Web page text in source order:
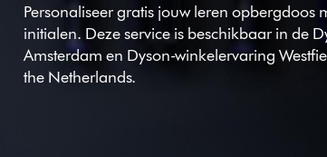
Personaliseer gratis jouw leren opbergdoos
initialen. Deze service is beschikbaar in de
Amsterdam en Dyson-winkelervaring
the Netherlands.